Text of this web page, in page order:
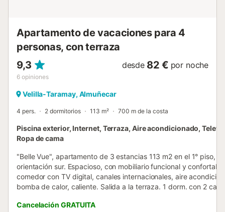
Apartamento de vacaciones para 4
personas, con terraza
9,3
6 opiniones
desde 82 € por noche
Velilla-Taramay, Almuñecar
4 pers. 2 dormitorios 113 m² 700 m de la costa
Piscina exterior, Internet, Terraza, Aire acondicionado,
Ropa de cama
"Belle Vue", apartamento de 3 estancias 113 m2 en el 1° piso,
orientación sur. Espacioso, con mobiliario funcional y
comedor con TV digital, canales internacionales, aire
bomba de calor, caliente. Salida a la terraza. 1 dorm. con 2
caliente. 1 dorm. con 1 cama de matrimonio (160 cm, 200 cm de
Cancelación GRATUITA